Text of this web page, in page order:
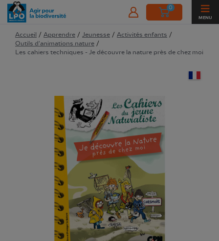
0
MENU
Accueil / Apprendre / Jeunesse / Activités enfants /
Outils d'animations nature /
Les cahiers techniques - Je découvre la nature près de chez moi